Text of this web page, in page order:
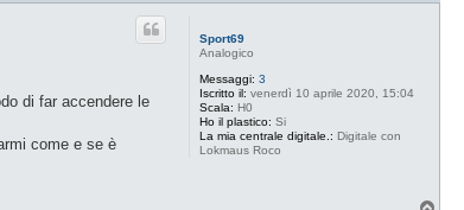
Sport69
Analogico
Messaggi: 3
Iscritto il: venerdì 10 aprile 2020, 15:04
Scala: H0
Ho il plastico: Si
La mia centrale digitale.: Digitale con
Lokmaus Roco
di far accendere le
come e se è